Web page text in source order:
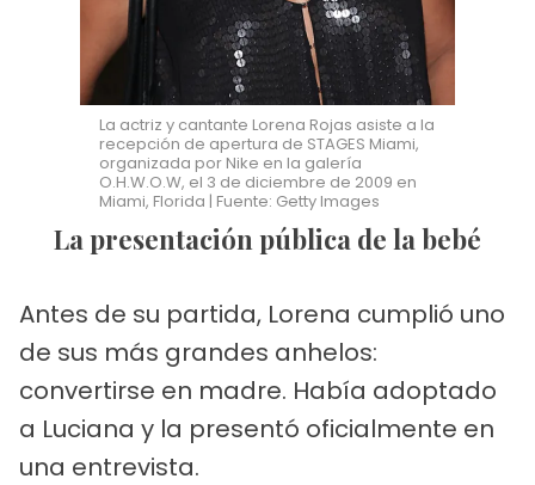
La actriz y cantante Lorena Rojas asiste a la
recepción de apertura de STAGES Miami,
organizada por Nike en la galería
O.H.W.O.W, el 3 de diciembre de 2009 en
Miami, Florida | Fuente: Getty Images
La presentación pública de la bebé
Antes de su partida, Lorena cumplió uno
de sus más grandes anhelos:
convertirse en madre. Había adoptado
a Luciana y la presentó oficialmente en
una entrevista.